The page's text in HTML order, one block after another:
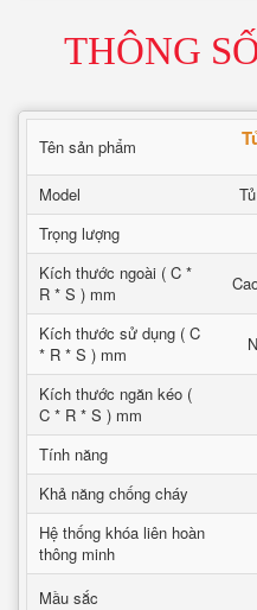
THÔNG
Tên sản phẩm
Model
Trọng lượng
Kích thước ngoài ( C *
R * S ) mm
Kích thước sử dụng ( C
* R * S ) mm
Kích thước ngăn kéo (
C * R * S ) mm
Tính năng
Khả năng chống cháy
Hệ thống khóa liên hoàn
thông minh
Mầu sắc